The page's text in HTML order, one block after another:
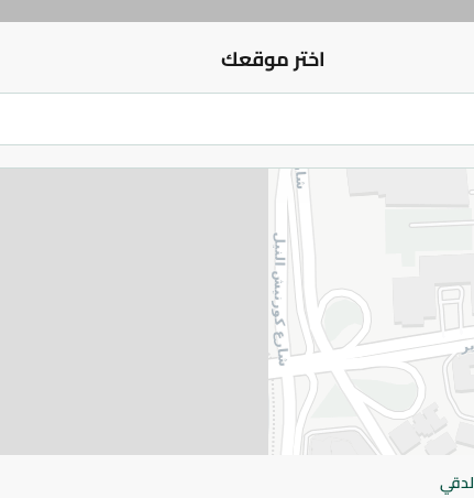
ميجو رباط مطاط ضاغط ذاتي اللصق - 4.5 ملم
109.95 جم
يرجى الملاحظة:
طفيف. قد يتغير التعبئة بناءً على التوفر.
المواصفات
براند
SKU
اختر موقعك